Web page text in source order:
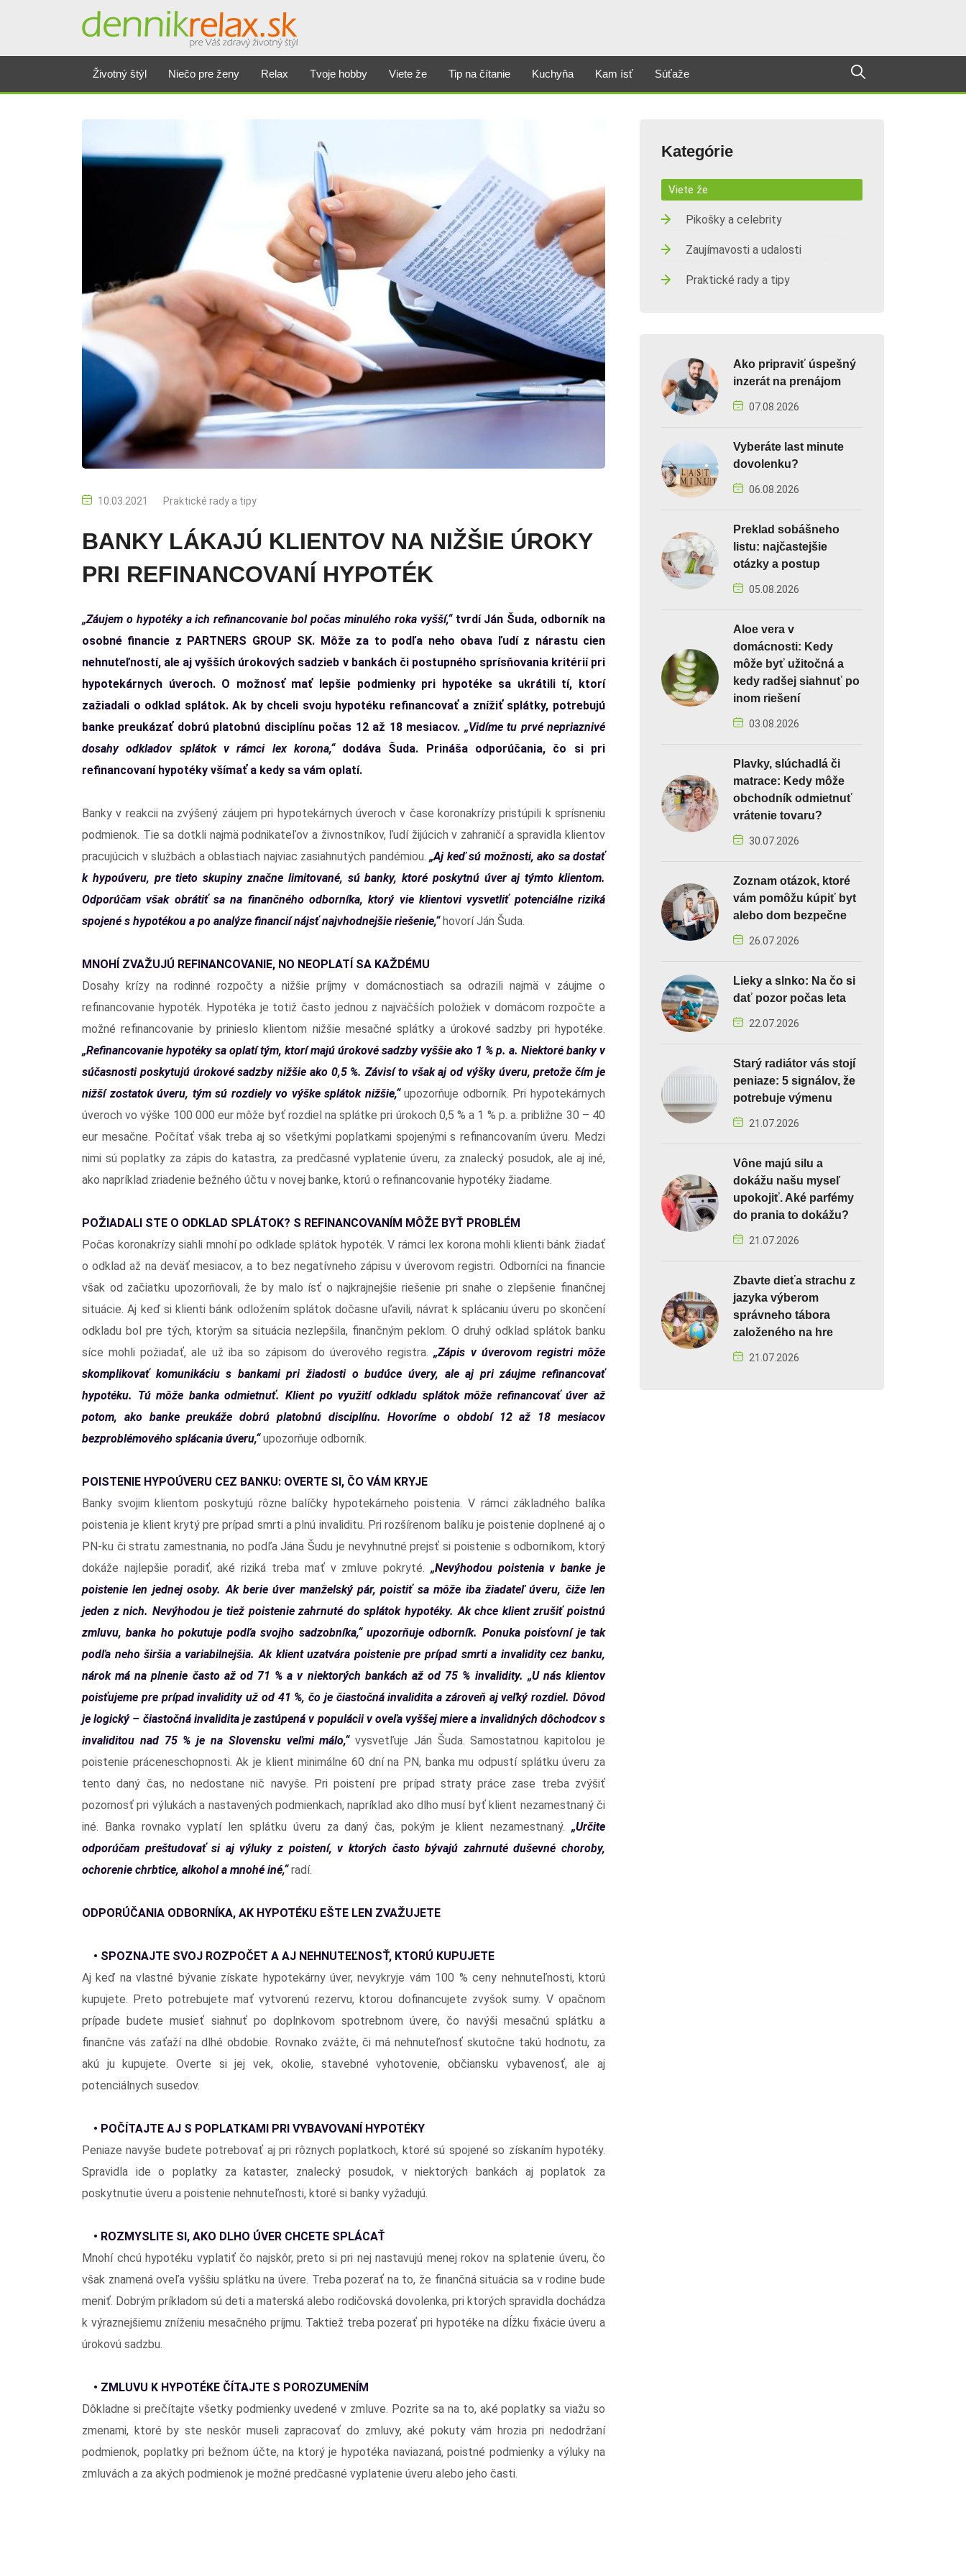
Životný štýl Niečo pre ženy Relax Tvoje hobby Viete že Tip na čítanie Kuchyňa Kam ísť Súťaže
10.03.2021 Praktické rady a tipy
BANKY LÁKAJÚ KLIENTOV NA NIŽŠIE ÚROKY
PRI REFINANCOVANÍ HYPOTÉK
„Záujem o hypotéky a ich refinancovanie bol počas minulého roka vyšší,“tvrdí Ján Šuda, odborník na
osobné financie z PARTNERS GROUP SK. Môže za to podľa neho obava ľudí z nárastu cien
nehnuteľností, ale aj vyšších úrokových sadzieb v bankách či postupného sprísňovania kritérií pri
hypotekárnych úveroch. O možnosť mať lepšie podmienky pri hypotéke sa ukrátili tí, ktorí
zažiadali o odklad splátok. Ak by chceli svoju hypotéku refinancovať a znížiť splátky, potrebujú
banke preukázať dobrú platobnú disciplínu počas 12 až 18 mesiacov. „Vidíme tu prvé nepriaznivé
dosahy odkladov splátok v rámci lex korona,“dodáva Šuda. Prináša odporúčania, čo si pri
refinancovaní hypotéky všímať a kedy sa vám oplatí.
Banky v reakcii na zvýšený záujem pri hypotekárnych úveroch v čase koronakrízy pristúpili k sprísneniu
podmienok. Tie sa dotkli najmä podnikateľov a živnostníkov, ľudí žijúcich v zahraničí a spravidla klientov
pracujúcich v službách a oblastiach najviac zasiahnutých pandémiou. „Aj keď sú možnosti, ako sa dostať
k hypoúveru, pre tieto skupiny značne limitované, sú banky, ktoré poskytnú úver aj týmto klientom.
Odporúčam však obrátiť sa na finančného odborníka, ktorý vie klientovi vysvetliť potenciálne riziká
spojené s hypotékou a po analýze financií nájsť najvhodnejšie riešenie,“hovorí Ján Šuda.
MNOHÍ ZVAŽUJÚ REFINANCOVANIE, NO NEOPLATÍ SA KAŽDÉMU
Dosahy krízy na rodinné rozpočty a nižšie príjmy v domácnostiach sa odrazili najmä v záujme o
refinancovanie hypoték. Hypotéka je totiž často jednou z najväčších položiek v domácom rozpočte a
možné refinancovanie by prinieslo klientom nižšie mesačné splátky a úrokové sadzby pri hypotéke.
„Refinancovanie hypotéky sa oplatí tým, ktorí majú úrokové sadzby vyššie ako 1 % p. a. Niektoré banky v
súčasnosti poskytujú úrokové sadzby nižšie ako 0,5 %. Závisí to však aj od výšky úveru, pretože čím je
nižší zostatok úveru, tým sú rozdiely vo výške splátok nižšie,“upozorňuje odborník. Pri hypotekárnych
úveroch vo výške 100 000 eur môže byť rozdiel na splátke pri úrokoch 0,5 % a 1 % p. a. približne 30 – 40
eur mesačne. Počítať však treba aj so všetkými poplatkami spojenými s refinancovaním úveru. Medzi
nimi sú poplatky za zápis do katastra, za predčasné vyplatenie úveru, za znalecký posudok, ale aj iné,
ako napríklad zriadenie bežného účtu v novej banke, ktorú o refinancovanie hypotéky žiadame.
POŽIADALI STE O ODKLAD SPLÁTOK? S REFINANCOVANÍM MÔŽE BYŤ PROBLÉM
Počas koronakrízy siahli mnohí po odklade splátok hypoték. V rámci lex korona mohli klienti bánk žiadať
o odklad až na deväť mesiacov, a to bez negatívneho zápisu v úverovom registri. Odborníci na financie
však od začiatku upozorňovali, že by malo ísť o najkrajnejšie riešenie pri snahe o zlepšenie finančnej
situácie. Aj keď si klienti bánk odložením splátok dočasne uľavili, návrat k splácaniu úveru po skončení
odkladu bol pre tých, ktorým sa situácia nezlepšila, finančným peklom. O druhý odklad splátok banku
síce mohli požiadať, ale už iba so zápisom do úverového registra. „Zápis v úverovom registri môže
skomplikovať komunikáciu s bankami pri žiadosti o budúce úvery, ale aj pri záujme refinancovať
hypotéku. Tú môže banka odmietnuť. Klient po využití odkladu splátok môže refinancovať úver až
potom, ako banke preukáže dobrú platobnú disciplínu. Hovoríme o období 12 až 18 mesiacov
bezproblémového splácania úveru,“ upozorňuje odborník.
POISTENIE HYPOÚVERU CEZ BANKU: OVERTE SI, ČO VÁM KRYJE
Banky svojim klientom poskytujú rôzne balíčky hypotekárneho poistenia. V rámci základného balíka
poistenia je klient krytý pre prípad smrti a plnú invaliditu. Pri rozšírenom balíku je poistenie doplnené aj o
PN-ku či stratu zamestnania, no podľa Jána Šudu je nevyhnutné prejsť si poistenie s odborníkom, ktorý
dokáže najlepšie poradiť, aké riziká treba mať v zmluve pokryté. „Nevýhodou poistenia v banke je
poistenie len jednej osoby. Ak berie úver manželský pár, poistiť sa môže iba žiadateľ úveru, čiže len
jeden z nich. Nevýhodou je tiež poistenie zahrnuté do splátok hypotéky. Ak chce klient zrušiť poistnú
zmluvu, banka ho pokutuje podľa svojho sadzobníka,“ upozorňuje odborník. Ponuka poisťovní je tak
podľa neho širšia a variabilnejšia. Ak klient uzatvára poistenie pre prípad smrti a invalidity cez banku,
nárok má na plnenie často až od 71 % a v niektorých bankách až od 75 % invalidity. „U nás klientov
poisťujeme pre prípad invalidity už od 41 %, čo je čiastočná invalidita a zároveň aj veľký rozdiel. Dôvod
je logický – čiastočná invalidita je zastúpená v populácii v oveľa vyššej miere a invalidných dôchodcov s
invaliditou nad 75 % je na Slovensku veľmi málo,“vysvetľuje Ján Šuda. Samostatnou kapitolou je
poistenie práceneschopnosti. Ak je klient minimálne 60 dní na PN, banka mu odpustí splátku úveru za
tento daný čas, no nedostane nič navyše. Pri poistení pre prípad straty práce zase treba zvýšiť
pozornosť pri výlukách a nastavených podmienkach, napríklad ako dlho musí byť klient nezamestnaný či
iné. Banka rovnako vyplatí len splátku úveru za daný čas, pokým je klient nezamestnaný. „Určite
odporúčam preštudovať si aj výluky z poistení, v ktorých často bývajú zahrnuté duševné choroby,
ochorenie chrbtice, alkohol a mnohé iné,“radí.
ODPORÚČANIA ODBORNÍKA, AK HYPOTÉKU EŠTE LEN ZVAŽUJETE
• SPOZNAJTE SVOJ ROZPOČET A AJ NEHNUTEĽNOSŤ, KTORÚ KUPUJETE
Aj keď na vlastné bývanie získate hypotekárny úver, nevykryje vám 100 % ceny nehnuteľnosti, ktorú
kupujete. Preto potrebujete mať vytvorenú rezervu, ktorou dofinancujete zvyšok sumy. V opačnom
prípade budete musieť siahnuť po doplnkovom spotrebnom úvere, čo navýši mesačnú splátku a
finančne vás zaťaží na dlhé obdobie. Rovnako zvážte, či má nehnuteľnosť skutočne takú hodnotu, za
akú ju kupujete. Overte si jej vek, okolie, stavebné vyhotovenie, občiansku vybavenosť, ale aj
potenciálnych susedov.
• POČÍTAJTE AJ S POPLATKAMI PRI VYBAVOVANÍ HYPOTÉKY
Peniaze navyše budete potrebovať aj pri rôznych poplatkoch, ktoré sú spojené so získaním hypotéky.
Spravidla ide o poplatky za kataster, znalecký posudok, v niektorých bankách aj poplatok za
poskytnutie úveru a poistenie nehnuteľnosti, ktoré si banky vyžadujú.
• ROZMYSLITE SI, AKO DLHO ÚVER CHCETE SPLÁCAŤ
Mnohí chcú hypotéku vyplatiť čo najskôr, preto si pri nej nastavujú menej rokov na splatenie úveru, čo
však znamená oveľa vyššiu splátku na úvere. Treba pozerať na to, že finančná situácia sa v rodine bude
meniť. Dobrým príkladom sú deti a materská alebo rodičovská dovolenka, pri ktorých spravidla dochádza
k výraznejšiemu zníženiu mesačného príjmu. Taktiež treba pozerať pri hypotéke na dĺžku fixácie úveru a
úrokovú sadzbu.
• ZMLUVU K HYPOTÉKE ČÍTAJTE S POROZUMENÍM
Dôkladne si prečítajte všetky podmienky uvedené v zmluve. Pozrite sa na to, aké poplatky sa viažu so
zmenami, ktoré by ste neskôr museli zapracovať do zmluvy, aké pokuty vám hrozia pri nedodržaní
podmienok, poplatky pri bežnom účte, na ktorý je hypotéka naviazaná, poistné podmienky a výluky na
zmluvách a za akých podmienok je možné predčasné vyplatenie úveru alebo jeho časti.
Kategórie
Viete že
Pikošky a celebrity
Zaujímavosti a udalosti
Praktické rady a tipy
Ako pripraviť úspešný
inzerát na prenájom
07.08.2026
Vyberáte last minute
dovolenku?
06.08.2026
Preklad sobášneho
listu: najčastejšie
otázky a postup
05.08.2026
Aloe vera v
domácnosti: Kedy
môže byť užitočná a
kedy radšej siahnuť po
inom riešení
03.08.2026
Plavky, slúchadlá či
matrace: Kedy môže
obchodník odmietnuť
vrátenie tovaru?
30.07.2026
Zoznam otázok, ktoré
vám pomôžu kúpiť byt
alebo dom bezpečne
26.07.2026
Lieky a slnko: Na čo si
dať pozor počas leta
22.07.2026
Starý radiátor vás stojí
peniaze: 5 signálov, že
potrebuje výmenu
21.07.2026
Vône majú silu a
dokážu našu myseľ
upokojiť. Aké parfémy
do prania to dokážu?
21.07.2026
Zbavte dieťa strachu z
jazyka výberom
správneho tábora
založeného na hre
21.07.2026